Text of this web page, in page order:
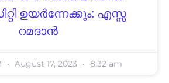
ഉയർന്നേക്കും: എസ്സ
റമദാൻ
August 17, 2023 8:32 am